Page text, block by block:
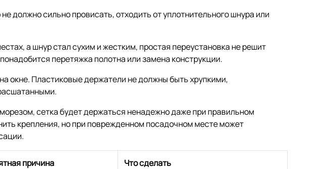
должно сильно провисать, отходить от уплотнительного шнура или
а шнур стал сухим и жестким, простая переустановка не решит
перетяжка полотна или замена конструкции.
окне. Пластиковые держатели не должны быть хрупкими,
сетка будет держаться ненадежно даже при правильном
крепления, но при поврежденном посадочном месте может
причина Что сделать